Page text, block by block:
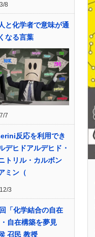
8
と化学者で意味が通
なる言葉
7
反応を利用でき
デヒドアルデヒド・
トリル・カルボン
ミン（
3
「化学結合の自在
自在構築を夢見
召民 教授